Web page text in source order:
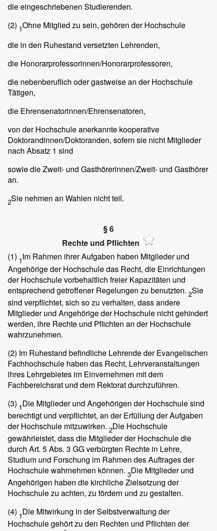
die eingeschriebenen Studierenden.
(2) 1Ohne Mitglied zu sein, gehören der Hochschule
die in den Ruhestand versetzten Lehrenden,
die Honorarprofessorinnen/Honorarprofessoren,
die nebenberuflich oder gastweise an der Hochschule
Tätigen,
die Ehrensenatorinnen/Ehrensenatoren,
von der Hochschule anerkannte kooperative
Doktorandinnen/Doktoranden, sofern sie nicht Mitglieder
nach Absatz 1 sind
sowie die Zweit- und Gasthörerinnen/Zweit- und Gasthörer
an.
2Sie nehmen an Wahlen nicht teil.
§ 6
Rechte und Pflichten
(1) 1Im Rahmen ihrer Aufgaben haben Mitglieder und
Angehörige der Hochschule das Recht, die Einrichtungen
der Hochschule vorbehaltlich freier Kapazitäten und
entsprechend getroffener Regelungen zu benutzten. 2Sie
sind verpflichtet, sich so zu verhalten, dass andere
Mitglieder und Angehörige der Hochschule nicht gehindert
werden, ihre Rechte und Pflichten an der Hochschule
wahrzunehmen.
(2) Im Ruhestand befindliche Lehrende der Evangelischen
Fachhochschule haben das Recht, Lehrveranstaltungen
ihres Lehrgebietes im Einvernehmen mit dem
Fachbereichsrat und dem Rektorat durchzuführen.
(3) 1Die Mitglieder und Angehörigen der Hochschule sind
berechtigt und verpflichtet, an der Erfüllung der Aufgaben
der Hochschule mitzuwirken. 2Die Hochschule
gewährleistet, dass die Mitglieder der Hochschule die
durch Art. 5 Abs. 3 GG verbürgten Rechte in Lehre,
Studium und Forschung im Rahmen des Auftrages der
Hochschule wahrnehmen können. 3Die Mitglieder und
Angehörigen haben die kirchliche Zielsetzung der
Hochschule zu achten, zu fördern und zu gestalten.
(4) 1Die Mitwirkung in der Selbstverwaltung der
Hochschule gehört zu den Rechten und Pflichten der